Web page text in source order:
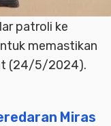
patroli ke
memastikan
(24/5/2024).
Miras